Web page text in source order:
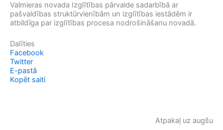
Valmieras novada Izglītības pārvalde sadarbībā ar
pašvaldības struktūrvienībām un izglītības iestādēm ir
atbildīga par izglītības procesa nodrošināšanu novadā.
Dalīties
Facebook
Twitter
E-pastā
Kopēt saiti
Atpakaļ uz augšu